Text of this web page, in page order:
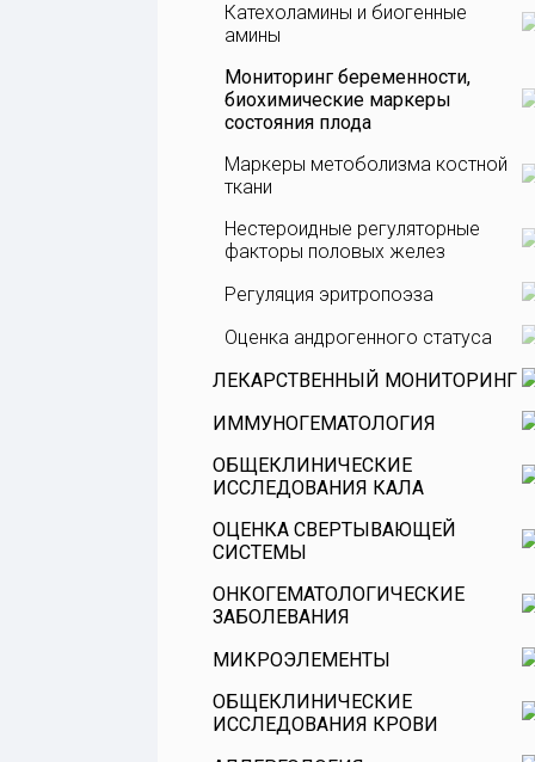
Катехоламины и биогенные
амины
Мониторинг беременности,
биохимические маркеры
состояния плода
НИПТ
Маркеры метоболизма костной
ткани
Нестероидные регуляторные
факторы половых желез
Регуляция эритропоэза
Оценка андрогенного статуса
ЛЕКАРСТВЕННЫЙ МОНИТОРИНГ
ИММУНОГЕМАТОЛОГИЯ
ОБЩЕКЛИНИЧЕСКИЕ
ИССЛЕДОВАНИЯ КАЛА
ОЦЕНКА СВЕРТЫВАЮЩЕЙ
СИСТЕМЫ
ОНКОГЕМАТОЛОГИЧЕСКИЕ
ЗАБОЛЕВАНИЯ
МИКРОЭЛЕМЕНТЫ
Микроэлементы в волосах
ОБЩЕКЛИНИЧЕСКИЕ
ИССЛЕДОВАНИЯ КРОВИ